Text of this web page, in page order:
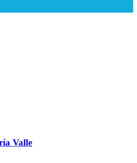
Valle